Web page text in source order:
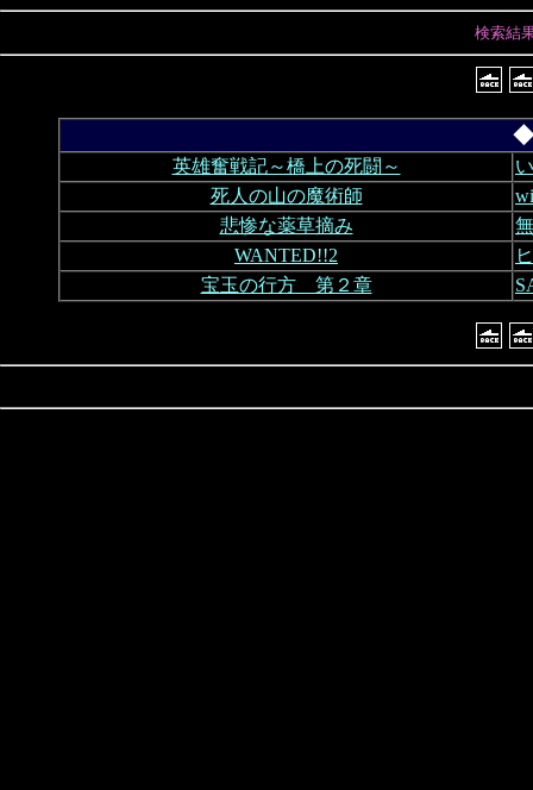
検索結
◆
英雄奮戦記～橋上の死闘～
死人の山の魔術師
悲惨な薬草摘み
WANTED!!2
宝玉の行方 第２章